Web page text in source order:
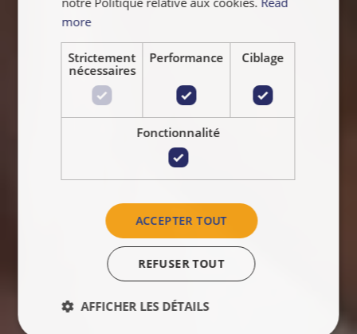
more
Strictement
nécessaires
Performance Ciblage
Fonctionnalité
ACCEPTER TOUT
REFUSER TOUT
AFFICHER LES DÉTAILS